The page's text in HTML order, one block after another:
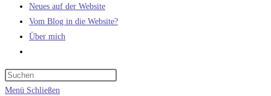
Neues auf der Website
Vom Blog in die Website?
Über mich
umschalten
Menü Schließen